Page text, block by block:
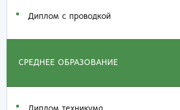
Диплом с проводкой
СРЕДНЕЕ ОБРАЗОВАНИЕ